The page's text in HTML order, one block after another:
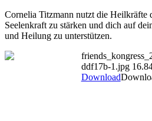
Cornelia Titzmann nutzt die Heilkräfte
Seelenkraft zu stärken und dich auf
und Heilung zu unterstützen.
ddf17b-1.jpg
Download